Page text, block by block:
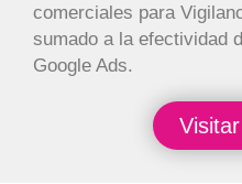
comerciales para
sumado a la efectividad
Google Ads.